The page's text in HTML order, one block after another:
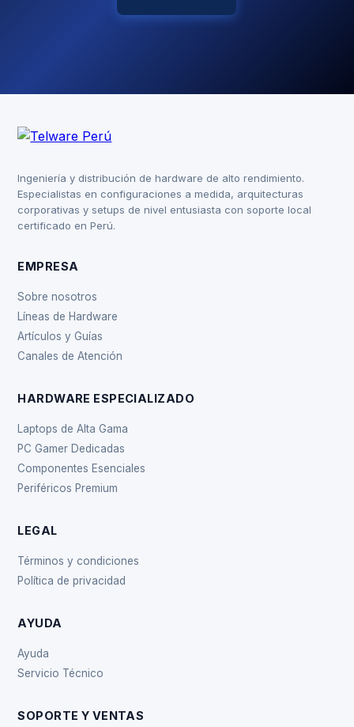
Ingeniería y distribución de hardware de alto rendimiento.
Especialistas en configuraciones a medida, arquitecturas
corporativas y setups de nivel entusiasta con soporte local
certificado en Perú.
EMPRESA
Sobre nosotros
Líneas de Hardware
Artículos y Guías
Canales de Atención
HARDWARE ESPECIALIZADO
Laptops de Alta Gama
PC Gamer Dedicadas
Componentes Esenciales
Periféricos Premium
LEGAL
Términos y condiciones
Política de privacidad
AYUDA
Ayuda
Servicio Técnico
SOPORTE Y VENTAS